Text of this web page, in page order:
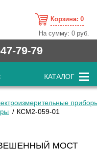
Корзина: 0
На сумму:0 руб.
79-79
КАТАЛОГ
КСМ2-059-01
МОСТ